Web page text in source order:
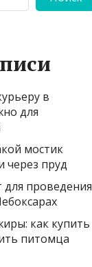
в
для
мостик
через пруд
проведения
как купить
питомца